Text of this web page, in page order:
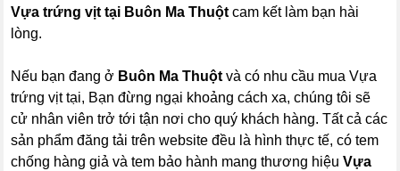
Vựa trứng vịt tại Buôn Ma Thuột cam kết làm bạn hài
lòng.
Nếu bạn đang ở Buôn Ma Thuột và có nhu cầu mua Vựa
trứng vịt tại, Bạn đừng ngại khoảng cách xa, chúng tôi sẽ
cử nhân viên trở tới tận nơi cho quý khách hàng. Tất cả các
sản phẩm đăng tải trên website đều là hình thực tế, có tem
chống hàng giả và tem bảo hành mang thương hiệuVựa